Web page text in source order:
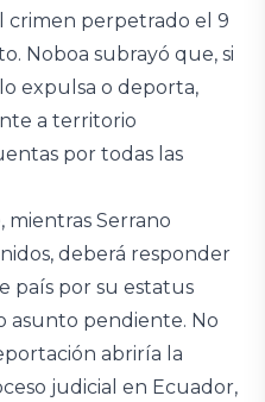
crimen perpetrado el 9
Noboa subrayó que, si
expulsa o deporta,
a territorio
por todas las
mientras Serrano
deberá responder
país por su estatus
asunto pendiente. No
abriría la
judicial en Ecuador,